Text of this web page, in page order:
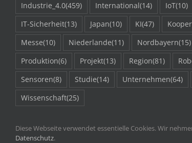
Industrie_4.0(459) International(14) IoT(10)
IT-Sicherheit(13) Japan(10) KI(47)
Messe(10) Niederlande(11) Nordbayern(15)
Produktion(6) Projekt(13) Region(81)
Sensoren(8) Studie(14) Unternehmen(64)
Wissenschaft(25)
Diese Webseite verwendet essentielle Cookies. Wir
Datenschutz.